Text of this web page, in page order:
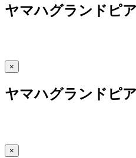
ヤマハグランドピ
×
ヤマハグランドピ
×